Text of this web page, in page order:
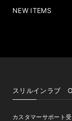
NEW ITEMS
スリルインラブ
カスタマーサポート